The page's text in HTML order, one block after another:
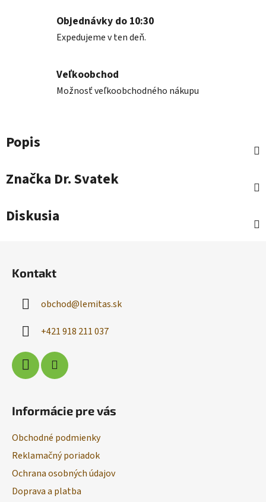
Objednávky do 10:30
Expedujeme v ten deň.
Veľkoobchod
Možnosť veľkoobchodného nákupu
Popis
Značka Dr. Svatek
Diskusia
Kontakt
obchod@lemitas.sk
+421 918 211 037
Informácie pre vás
Obchodné podmienky
Reklamačný poriadok
Ochrana osobných údajov
Doprava a platba